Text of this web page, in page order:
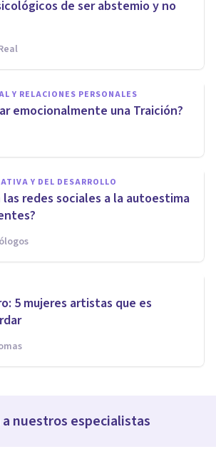
de ser abstemio y no
Y RELACIONES PERSONALES
emocionalmente una Traición?
Y DEL DESARROLLO
redes sociales a la autoestima
5 mujeres artistas que es
nuestros especialistas